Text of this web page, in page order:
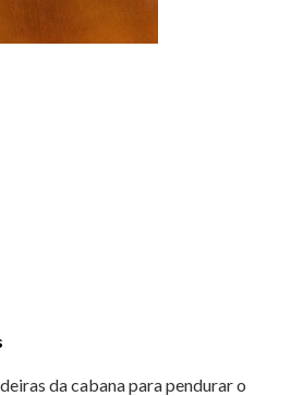
da cabana para pendurar o